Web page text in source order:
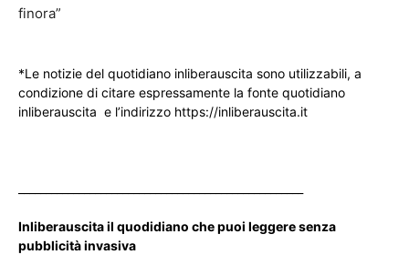
finora”
*Le notizie del quotidiano inliberauscita sono utilizzabili, a
condizione di citare espressamente la fonte quotidiano
inliberauscita e l’indirizzo https://inliberauscita.it
Inliberauscita il quodidiano che puoi leggere senza
pubblicità invasiva